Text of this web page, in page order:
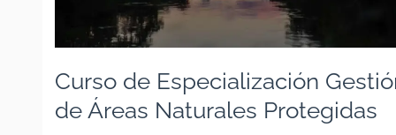
Curso de Especialización
de Áreas Naturales Protegidas